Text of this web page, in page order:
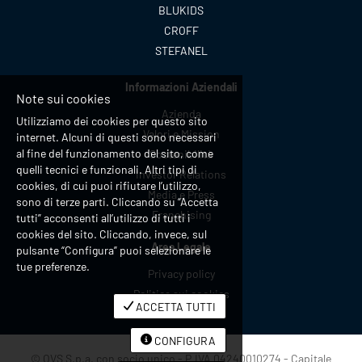
BLUKIDS
CROFF
STEFANEL
Informazioni Aziendali
Azienda
Valori e Mission
Sostenibilità
Investor Relations
Media e Press
Franchising
Area Legale
Privacy policy
Politica sui cookies
© OVS S.p.a. con socio unico - P.IVA 04240010274 - Capitale
Note sui cookies
Utilizziamo dei cookies per questo sito
internet. Alcuni di questi sono necessari
al fine del funzionamento del sito, come
quelli tecnici e funzionali. Altri tipi di
cookies, di cui puoi rifiutare l’utilizzo,
sono di terze parti. Cliccando su “Accetta
tutti” acconsenti all’utilizzo di tutti i
cookies del sito. Cliccando, invece, sul
pulsante “Configura” puoi selezionare le
tue preferenze.
ACCETTA TUTTI
CONFIGURA